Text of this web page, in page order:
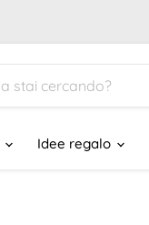
Idee regalo